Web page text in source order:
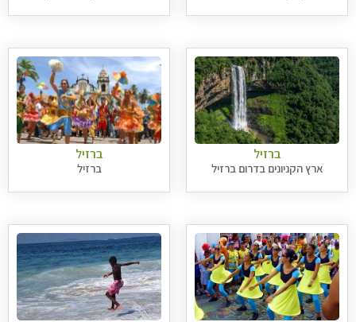
ברזיל
ארץ הקניונים בדרום ברזיל
ברזיל
ברזיל